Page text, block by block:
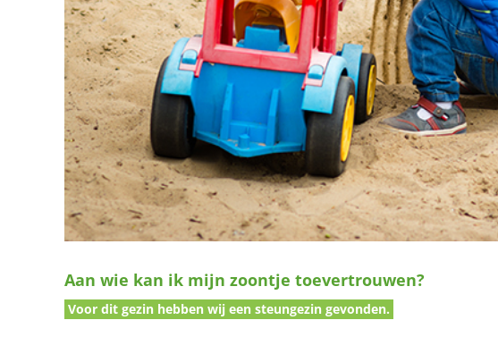
Aan wie kan ik mijn zoontje toevertrouwen?
Voor dit gezin hebben wij een steungezin gevonden.